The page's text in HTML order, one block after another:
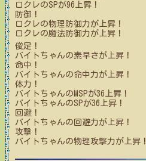
ロクレのSPが96 上昇！
防御！
ロクレの物理防御力が上昇！
ロクレの魔法防御力が上昇！
俊足！
バイトちゃんの素早さが上昇！
命中！
バイトちゃんの命中力が上昇！
体力！
バイトちゃんのMSPが36 上昇！
バイトちゃんのSPが36 上昇！
回避！
バイトちゃんの回避力が上昇！
攻撃！
バイトちゃんの物理攻撃力が上昇！